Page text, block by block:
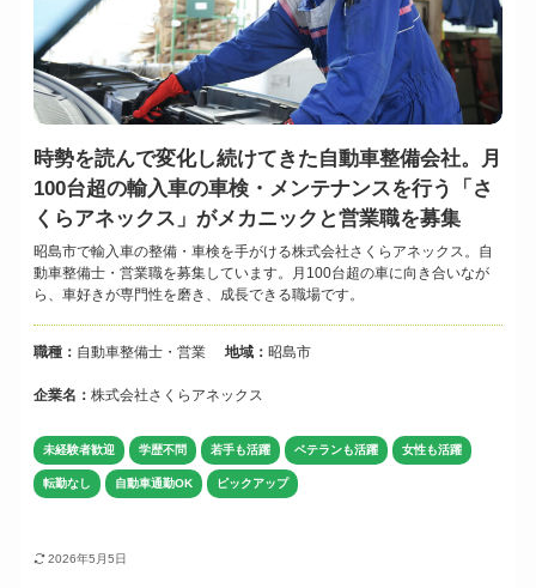
時勢を読んで変化し続けてきた自動車整備会社。月
100台超の輸入車の車検・メンテナンスを行う「さ
くらアネックス」がメカニックと営業職を募集
昭島市で輸入車の整備・車検を手がける株式会社さくらアネックス。自
動車整備士・営業職を募集しています。月100台超の車に向き合いなが
ら、車好きが専門性を磨き、成長できる職場です。
職種： 自動車整備士・営業 地域： 昭島市
企業名： 株式会社さくらアネックス
未経験者歓迎 学歴不問 若手も活躍 ベテランも活躍 女性も活躍
転勤なし 自動車通勤OK ピックアップ
2026年5月5日